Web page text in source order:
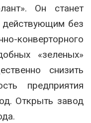
Он станет
без
конверторного
«зеленых»
снизить
предприятия
Открыть завод